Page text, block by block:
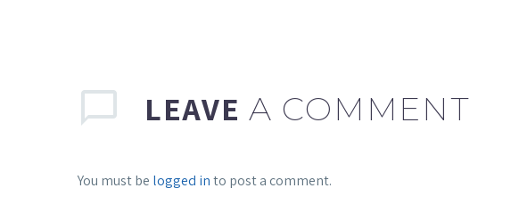
LEAVE A COMMENT
You must be logged into post a comment.